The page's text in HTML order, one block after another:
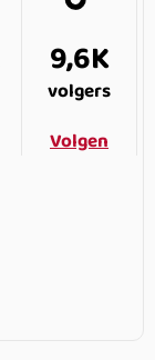
9,6K
volgers
Volgen